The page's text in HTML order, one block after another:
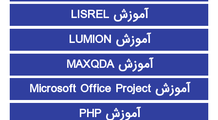
آموزش LISREL
آموزش LUMION
آموزش MAXQDA
آموزش Microsoft Office Project
آموزش PHP